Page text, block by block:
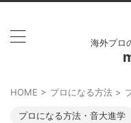
海外プロ
HOME > プロになる方法 >
プロになる方法・音大進学